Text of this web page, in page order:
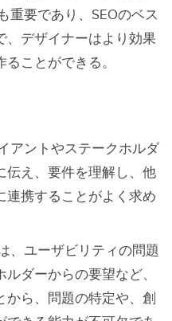
重要であり、SEOのベス
、デザイナーはより効果
ことができる。
アントやステークホルダ
伝え、要件を理解し、他
連携することがよく求め
、ユーザビリティの問題
ダーからの要望など、
ら、問題の特定や、創